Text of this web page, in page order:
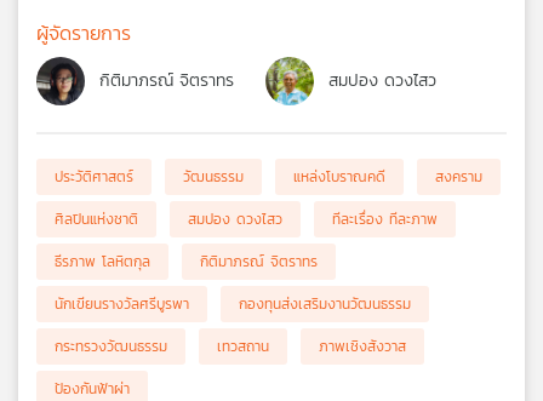
ผู้จัดรายการ
กิติมาภรณ์ จิตราทร สมปอง ดวงไสว
ประวัติศาสตร์ วัฒนธรรม แหล่งโบราณคดี
สงคราม
ศิลปินแห่งชาติ
สมปอง ดวงไสว
ทีละเรื่อง ทีละภาพ
ธีรภาพ โลหิตกุล
กิติมาภรณ์ จิตราทร
นักเขียนรางวัลศรีบูรพา
กองทุนส่งเสริมงานวัฒนธรรม
กระทรวงวัฒนธรรม
เทวสถาน
ภาพเชิงสังวาส
ป้องกันฟ้าผ่า